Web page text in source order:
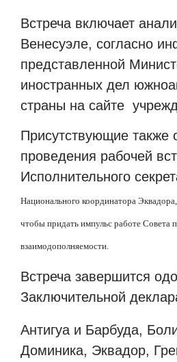
Встреча включает
Венесуэле, согласно
представленной
иностранных дел
страны на сайте
Присутствующие также
проведения рабочей
Исполнительного
Национального координатора
чтобы придать импульс работе Совета
взаимодополняемости.
Встреча завершится
Заключительной
Антигуа и Барбуда,
Доминика, Эквадор,